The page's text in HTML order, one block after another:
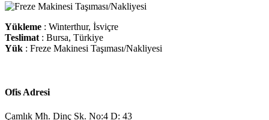
Yükleme : Winterthur, İsviçre
Teslimat : Bursa, Türkiye
Yük : Freze Makinesi Taşıması/Nakliyesi
Ofis Adresi
Çamlık Mh. Dinç Sk. No:4 D: 43